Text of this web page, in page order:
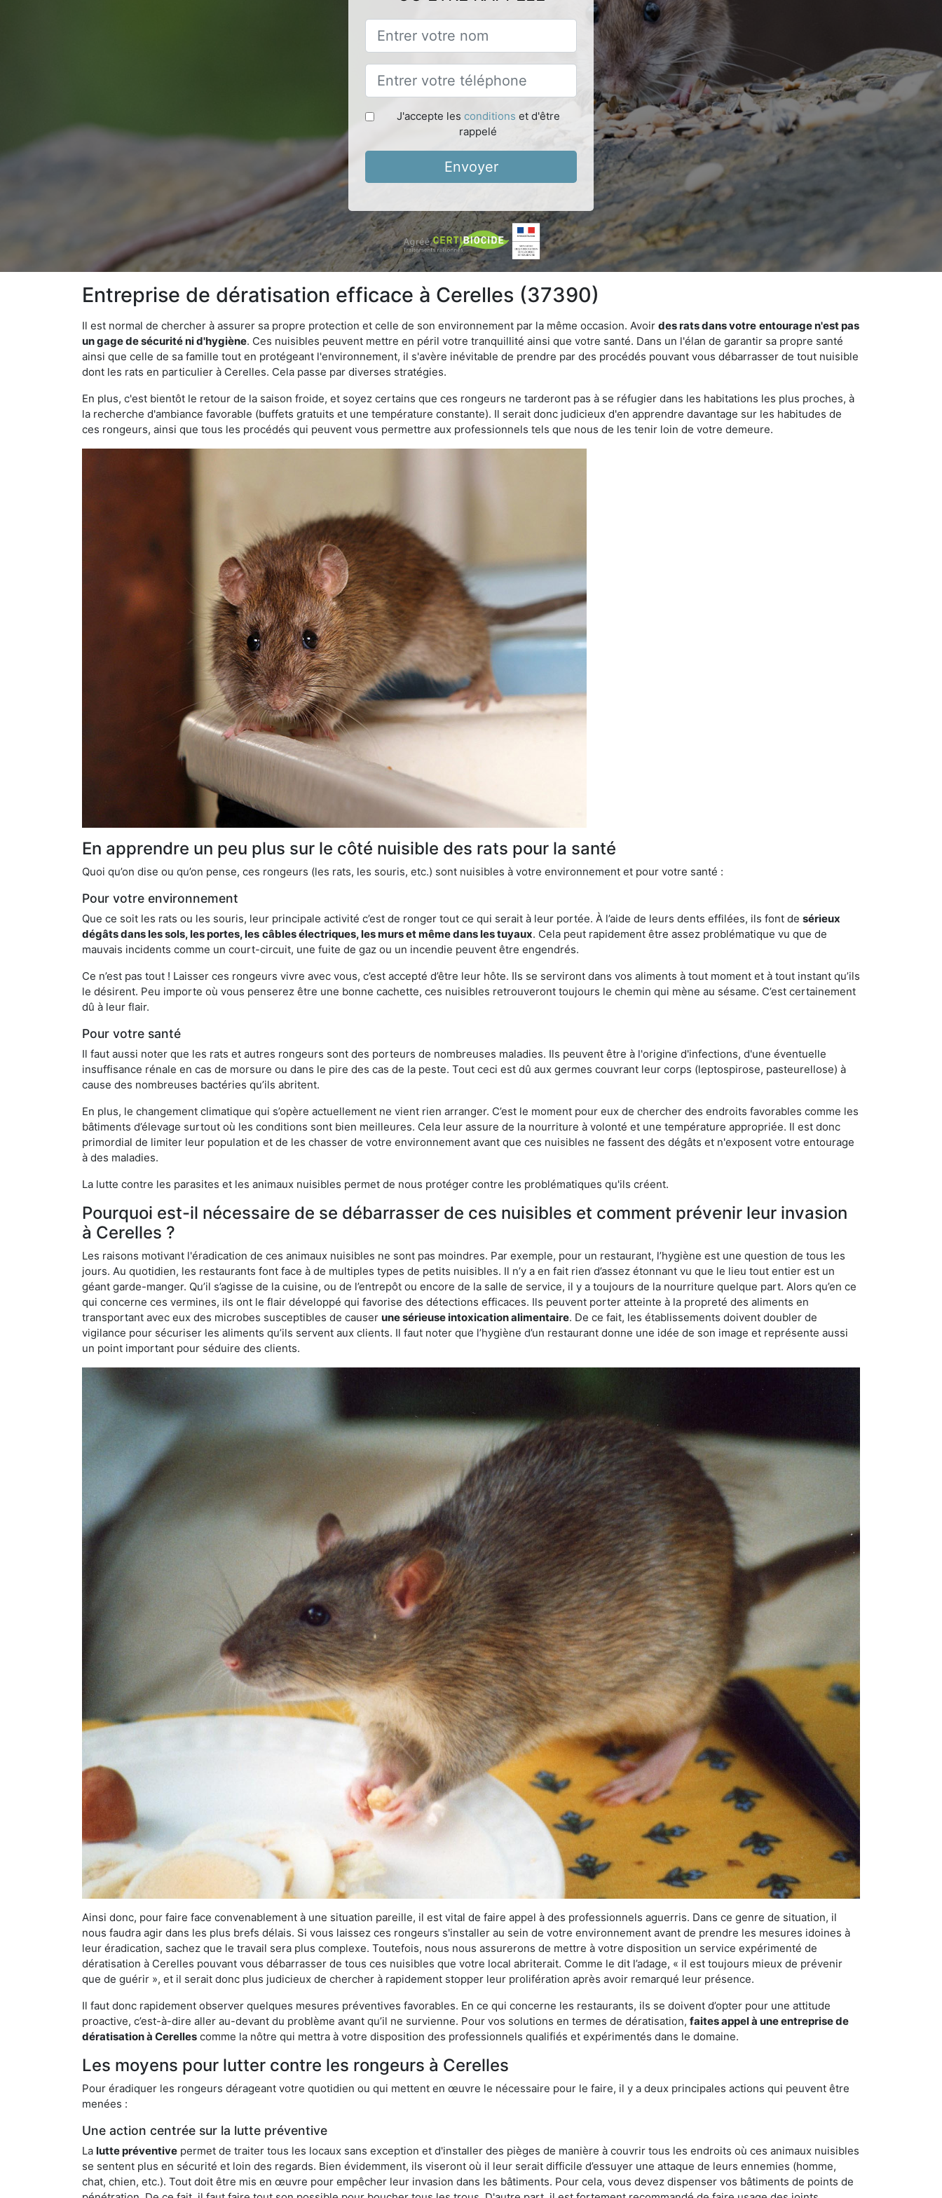
J'accepte les conditions et d'être
rappelé
Envoyer
Entreprise de dératisation efficace à Cerelles (37390)
Il est normal de chercher à assurer sa propre protection et celle de son environnement par la même occasion. Avoir des rats dans votre entourage n'est pas
un gage de sécurité ni d'hygiène. Ces nuisibles peuvent mettre en péril votre tranquillité ainsi que votre santé. Dans un l'élan de garantir sa propre santé
ainsi que celle de sa famille tout en protégeant l'environnement, il s'avère inévitable de prendre par des procédés pouvant vous débarrasser de tout nuisible
dont les rats en particulier à Cerelles. Cela passe par diverses stratégies.
En plus, c'est bientôt le retour de la saison froide, et soyez certains que ces rongeurs ne tarderont pas à se réfugier dans les habitations les plus proches, à
la recherche d'ambiance favorable (buffets gratuits et une température constante). Il serait donc judicieux d'en apprendre davantage sur les habitudes de
ces rongeurs, ainsi que tous les procédés qui peuvent vous permettre aux professionnels tels que nous de les tenir loin de votre demeure.
En apprendre un peu plus sur le côté nuisible des rats pour la santé
Quoi qu’on dise ou qu’on pense, ces rongeurs (les rats, les souris, etc.) sont nuisibles à votre environnement et pour votre santé :
Pour votre environnement
Que ce soit les rats ou les souris, leur principale activité c’est de ronger tout ce qui serait à leur portée. À l’aide de leurs dents effilées, ils font de sérieux
dégâts dans les sols, les portes, les câbles électriques, les murs et même dans les tuyaux. Cela peut rapidement être assez problématique vu que de
mauvais incidents comme un court-circuit, une fuite de gaz ou un incendie peuvent être engendrés.
Ce n’est pas tout ! Laisser ces rongeurs vivre avec vous, c’est accepté d’être leur hôte. Ils se serviront dans vos aliments à tout moment et à tout instant qu’ils
le désirent. Peu importe où vous penserez être une bonne cachette, ces nuisibles retrouveront toujours le chemin qui mène au sésame. C’est certainement
dû à leur flair.
Pour votre santé
Il faut aussi noter que les rats et autres rongeurs sont des porteurs de nombreuses maladies. Ils peuvent être à l'origine d'infections, d'une éventuelle
insuffisance rénale en cas de morsure ou dans le pire des cas de la peste. Tout ceci est dû aux germes couvrant leur corps (leptospirose, pasteurellose) à
cause des nombreuses bactéries qu’ils abritent.
En plus, le changement climatique qui s’opère actuellement ne vient rien arranger. C’est le moment pour eux de chercher des endroits favorables comme les
bâtiments d’élevage surtout où les conditions sont bien meilleures. Cela leur assure de la nourriture à volonté et une température appropriée. Il est donc
primordial de limiter leur population et de les chasser de votre environnement avant que ces nuisibles ne fassent des dégâts et n'exposent votre entourage
à des maladies.
La lutte contre les parasites et les animaux nuisibles permet de nous protéger contre les problématiques qu'ils créent.
Pourquoi est-il nécessaire de se débarrasser de ces nuisibles et comment prévenir leur invasion
à Cerelles ?
Les raisons motivant l'éradication de ces animaux nuisibles ne sont pas moindres. Par exemple, pour un restaurant, l’hygiène est une question de tous les
jours. Au quotidien, les restaurants font face à de multiples types de petits nuisibles. Il n’y a en fait rien d’assez étonnant vu que le lieu tout entier est un
géant garde-manger. Qu’il s’agisse de la cuisine, ou de l’entrepôt ou encore de la salle de service, il y a toujours de la nourriture quelque part. Alors qu’en ce
qui concerne ces vermines, ils ont le flair développé qui favorise des détections efficaces. Ils peuvent porter atteinte à la propreté des aliments en
transportant avec eux des microbes susceptibles de causer une sérieuse intoxication alimentaire. De ce fait, les établissements doivent doubler de
vigilance pour sécuriser les aliments qu’ils servent aux clients. Il faut noter que l’hygiène d’un restaurant donne une idée de son image et représente aussi
un point important pour séduire des clients.
Ainsi donc, pour faire face convenablement à une situation pareille, il est vital de faire appel à des professionnels aguerris. Dans ce genre de situation, il
nous faudra agir dans les plus brefs délais. Si vous laissez ces rongeurs s'installer au sein de votre environnement avant de prendre les mesures idoines à
leur éradication, sachez que le travail sera plus complexe. Toutefois, nous nous assurerons de mettre à votre disposition un service expérimenté de
dératisation à Cerelles pouvant vous débarrasser de tous ces nuisibles que votre local abriterait. Comme le dit l’adage, « il est toujours mieux de prévenir
que de guérir », et il serait donc plus judicieux de chercher à rapidement stopper leur prolifération après avoir remarqué leur présence.
Il faut donc rapidement observer quelques mesures préventives favorables. En ce qui concerne les restaurants, ils se doivent d’opter pour une attitude
proactive, c’est-à-dire aller au-devant du problème avant qu’il ne survienne. Pour vos solutions en termes de dératisation, faites appel à une entreprise de
dératisation à Cerelles comme la nôtre qui mettra à votre disposition des professionnels qualifiés et expérimentés dans le domaine.
Les moyens pour lutter contre les rongeurs à Cerelles
Pour éradiquer les rongeurs dérageant votre quotidien ou qui mettent en œuvre le nécessaire pour le faire, il y a deux principales actions qui peuvent être
menées :
Une action centrée sur la lutte préventive
La lutte préventive permet de traiter tous les locaux sans exception et d'installer des pièges de manière à couvrir tous les endroits où ces animaux nuisibles
se sentent plus en sécurité et loin des regards. Bien évidemment, ils viseront où il leur serait difficile d’essuyer une attaque de leurs ennemies (homme,
chat, chien, etc.). Tout doit être mis en œuvre pour empêcher leur invasion dans les bâtiments. Pour cela, vous devez dispenser vos bâtiments de points de